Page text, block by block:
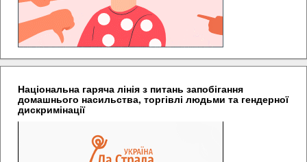
Національна гаряча лінія з питань запобігання
домашнього насильства, торгівлі людьми та гендерної
дискримінації